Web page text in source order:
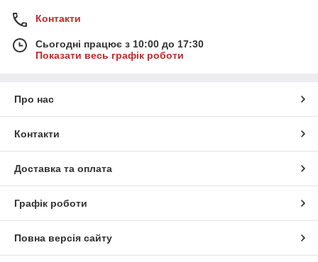
Контакти
Сьогодні працює з 10:00 до 17:30
Показати весь графік роботи
Про нас
Контакти
Доставка та оплата
Графік роботи
Повна версія сайту